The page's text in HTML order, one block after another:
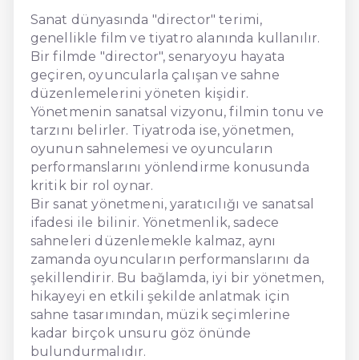
Sanat dünyasında "director" terimi,
genellikle film ve tiyatro alanında kullanılır.
Bir filmde "director", senaryoyu hayata
geçiren, oyuncularla çalışan ve sahne
düzenlemelerini yöneten kişidir.
Yönetmenin sanatsal vizyonu, filmin tonu ve
tarzını belirler. Tiyatroda ise, yönetmen,
oyunun sahnelemesi ve oyuncuların
performanslarını yönlendirme konusunda
kritik bir rol oynar.
Bir sanat yönetmeni, yaratıcılığı ve sanatsal
ifadesi ile bilinir. Yönetmenlik, sadece
sahneleri düzenlemekle kalmaz, aynı
zamanda oyuncuların performanslarını da
şekillendirir. Bu bağlamda, iyi bir yönetmen,
hikayeyi en etkili şekilde anlatmak için
sahne tasarımından, müzik seçimlerine
kadar birçok unsuru göz önünde
bulundurmalıdır.